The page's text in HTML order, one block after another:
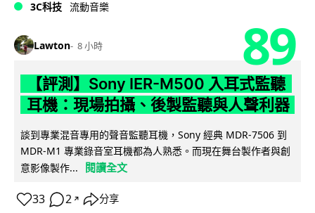
3C科技 流動音樂
Lawton 8 小時 89
【評測】Sony IER-M500 入耳式監聽
耳機：現場拍攝、後製監聽與人聲利器
談到專業混音專用的聲音監聽耳機，Sony 經典 MDR-7506 到
MDR-M1 專業錄音室耳機都為人熟悉。而現在舞台製作者與創
意影像製作...
閱讀全文
33 2 ↗ 分享